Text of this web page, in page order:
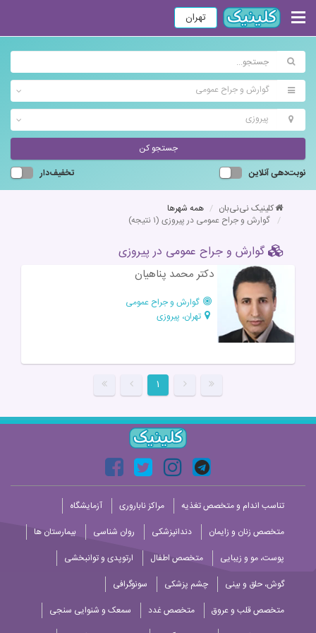
تهران
گوارش و جراح عمومی
پیروزی
جستجو کن
نوبت‌دهی آنلاین
تخفیف‌دار
کلینیک نی‌نی‌بان
همه شهرها
گوارش و جراح عمومی در پیروزی (۱ نتیجه)
گوارش و جراح عمومی در پیروزی
دکتر محمد پناهیان
گوارش و جراح عمومی
تهران، پیروزی
۱
تناسب اندام و متخصص تغذیه مراکز ناباروری
آزمایشگاه
متخصص زنان و زایمان
دندانپزشکی روان شناسی
بیمارستان ها
پوست، مو و زیبایی
متخصص اطفال
ارتوپدی و توانبخشی
گوش، حلق و بینی
چشم پزشکی
سونوگرافی
متخصص قلب و عروق
متخصص غدد
سمعک و شنوایی سنجی